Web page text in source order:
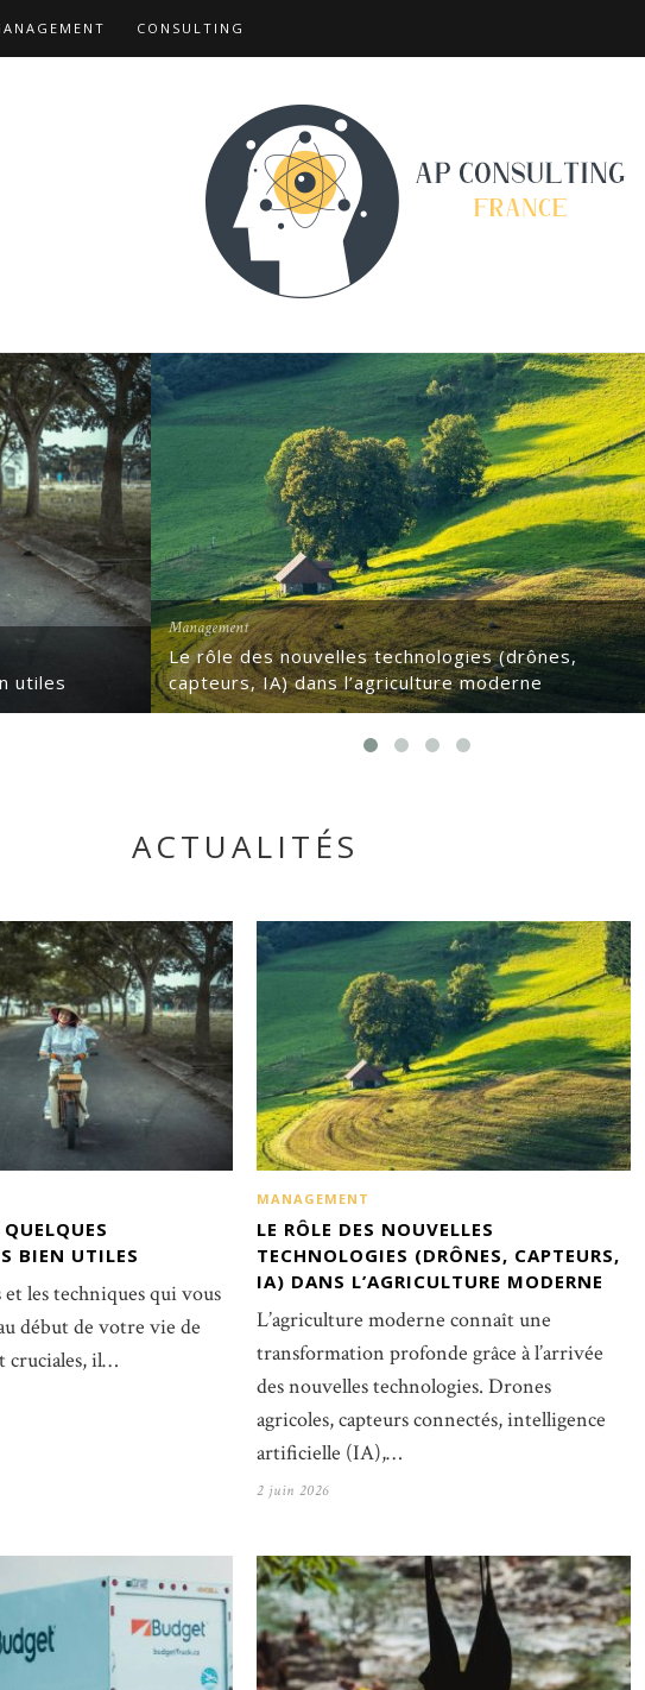
CONSULTING
utiles
Management
Le rôle des nouvelles technologies (drônes,
capteurs, IA) dans l’agriculture moderne
ACTUALITÉS
BIEN UTILES
et les techniques qui vous
début de votre vie de
cruciales, il…
MANAGEMENT
LE RÔLE DES NOUVELLES
TECHNOLOGIES (DRÔNES, CAPTEURS,
IA) DANS L’AGRICULTURE MODERNE
L’agriculture moderne connaît une
transformation profonde grâce à l’arrivée
des nouvelles technologies. Drones
agricoles, capteurs connectés, intelligence
artificielle (IA),…
2 juin 2026